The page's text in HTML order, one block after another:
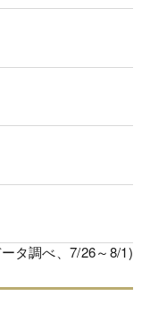
タ調べ、7/26～8/1)